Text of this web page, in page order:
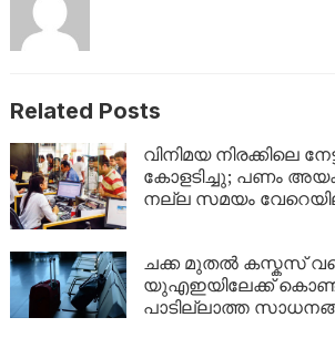
Related Posts
വിനിമയ നിരക്കിലെ
കോളടിച്ചു; പണം
നല്ല സമയം
ചക്ക മുതൽ കസ്കസ്
യുഎഇയിലേക്ക്
പാടില്ലാത്ത